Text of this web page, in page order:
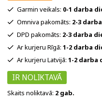
Garmin veikals: 0-1 darba
Omniva pakomāts: 2-3
DPD pakomāts: 2-3 darba
Ar kurjeru Rīgā: 1-2 darba
Ar kurjeru Latvijā: 1-2 darba
IR NOLIKTAVĀ
Skaits noliktavā: 2 gab.